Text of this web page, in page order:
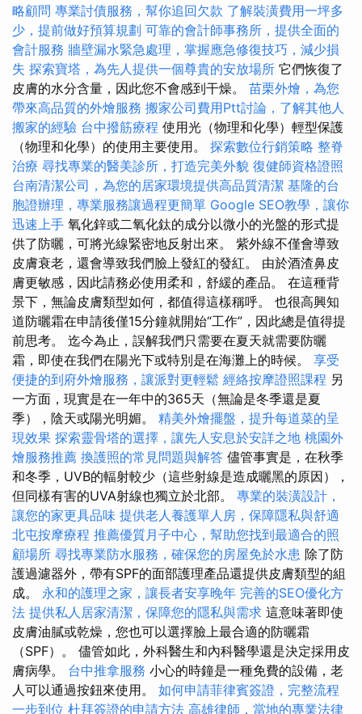
略顧問 專業討債服務，幫你追回欠款 了解裝潢費用一坪多
少，提前做好預算規劃 可靠的會計師事務所，提供全面的
會計服務 牆壁漏水緊急處理，掌握應急修復技巧，減少損
失 探索寶塔，為先人提供一個尊貴的安放場所 它們恢復了
皮膚的水分含量，因此您不會感到干燥。 苗栗外燴，為您
帶來高品質的外燴服務 搬家公司費用Ptt討論，了解其他人
搬家的經驗 台中撥筋療程 使用光（物理和化學）輕型保護
（物理和化學）的使用主要使用。 探索數位行銷策略 整脊
治療 尋找專業的醫美診所，打造完美外貌 復健師資格證照
台南清潔公司，為您的居家環境提供高品質清潔 基隆的台
胞證辦理，專業服務讓過程更簡單 Google SEO教學，讓你
迅速上手 氧化鋅或二氧化鈦的成分以微小的光盤的形式提
供了防曬，可將光線緊密地反射出來。 紫外線不僅會導致
皮膚衰老，還會導致我們臉上發紅的發紅。 由於酒渣鼻皮
膚更敏感，因此請務必使用柔和，舒緩的產品。 在這種背
景下，無論皮膚類型如何，都值得這樣稱呼。 也很高興知
道防曬霜在申請後僅15分鐘就開始“工作”，因此總是值得提
前思考。 迄今為止，誤解我們只需要在夏天就需要防曬
霜，即使在我們在陽光下或特別是在海灘上的時候。 享受
便捷的到府外燴服務，讓派對更輕鬆 經絡按摩證照課程 另
一方面，現實是在一年中的365天（無論是冬季還是夏
季），陰天或陽光明媚。 精美外燴擺盤，提升每道菜的呈
現效果 探索靈骨塔的選擇，讓先人安息於安詳之地 桃園外
燴服務推薦 換護照的常見問題與解答 儘管事實是，在秋季
和冬季，UVB的輻射較少（這些射線是造成曬黑的原因），
但同樣有害的UVA射線也獨立於北部。 專業的裝潢設計，
讓您的家更具品味 提供老人養護單人房，保障隱私與舒適
北屯按摩療程 推薦優質月子中心，幫助您找到最適合的照
顧場所 尋找專業防水服務，確保您的房屋免於水患 除了防
護過濾器外，帶有SPF的面部護理產品還提供皮膚類型的組
成。 永和的護理之家，讓長者安享晚年 完善的SEO優化方
法 提供私人居家清潔，保障您的隱私與需求 這意味著即使
皮膚油膩或乾燥，您也可以選擇臉上最合適的防曬霜
（SPF）。 儘管如此，外科醫生和內科醫學還是決定採用皮
膚病學。 台中推拿服務 小心的時鐘是一種免費的設備，老
人可以通過按鈕來使用。 如何申請菲律賓簽證，完整流程
一步到位 杜拜簽證的申請方法 高雄律師，當地的專業法律